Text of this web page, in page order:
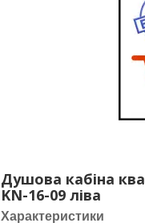
Душова кабіна
KN-16-09 ліва
Характеристики